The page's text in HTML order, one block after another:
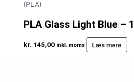
(PLA)
PLA Glass Light Blue –
kr. 145,00 inkl. moms Læs mere